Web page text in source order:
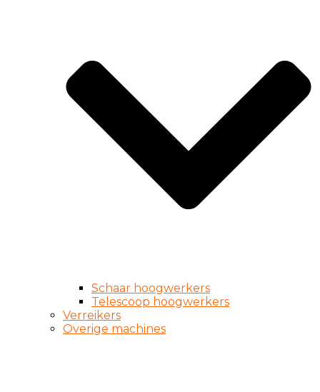
Schaar hoogwerkers
Telescoop hoogwerkers
Verreikers
Overige machines